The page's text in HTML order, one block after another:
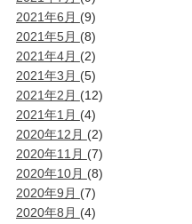
2021年6月 (9)
2021年5月 (8)
2021年4月 (2)
2021年3月 (5)
2021年2月 (12)
2021年1月 (4)
2020年12月 (2)
2020年11月 (7)
2020年10月 (8)
2020年9月 (7)
2020年8月 (4)